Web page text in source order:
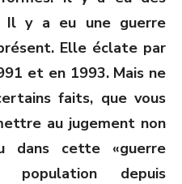
Il y a eu une guerre
Elle éclate par
et en 1993. Mais ne
faits, que vous
au jugement non
dans cette «guerre
population depuis